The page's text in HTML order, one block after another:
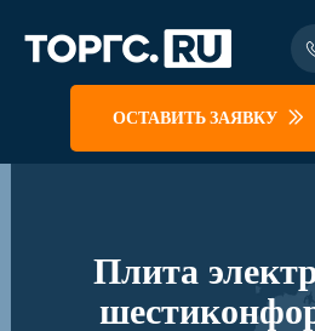
ОСТАВИТЬ ЗАЯВКУ
Плита